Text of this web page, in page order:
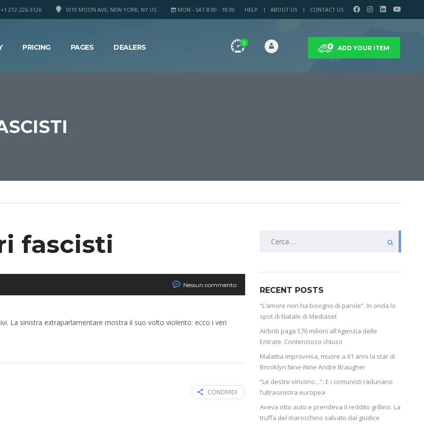
HELP ABOUT US CONTACT US
MON - SAT 8.00 - 18.00
1010 MOON AVE, NEW YORK, NY US
+1 212-226-3126
ADD YOUR ITEM
0
PRICING PAGES DEALERS
fascisti
Nessun commento
La sinistra extraparlamentare mostra il suo volto violento: ecco i veri
CONDIVIDI
RECENT POSTS
“L’amore non ha bisogno di parole”. In onda lo
spot di Natale di Mediaset
Airbnb paga 576 milioni all’Agenzia delle
Entrate. Contenzioso chiuso
Malattia improvvisa, muore a 61 anni la star di
Brooklyn Nine-Nine Andre Braugher
“Le destre vincono…”. E i comunisti radunano
l’ultrasinistra europea
Aveva otto auto e prendeva il reddito grillino. La
truffa del marocchino salvato dal giudice